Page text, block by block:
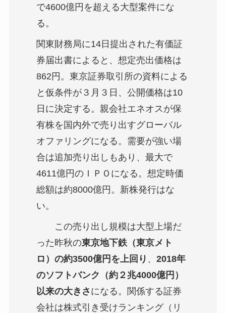
で4600億円を超える大型案件にな
る。
関東財務局に14日提出された有価証
券届出書によると、想定売出価格は
862円。東京証券取引所の資料による
と仮条件が３月３日、公開価格は10
日に決定する。親会社エネオスが保
有株を国内外で売り出すグローバル
オファリングになる。需要が強い場
合は追加売り出しもあり、最大で
4611億円のＩＰＯになる。想定時価
総額は約8000億円。新株発行はな
い。
この売り出し規模は大型上場だ
った昨秋の東京地下鉄（東京メト
ロ）の約3500億円を上回り 、 2018年
のソフトバンク（約２兆4000億円）
以来の大きさ になる。関係する証券
会社は株式引き受けランキング（リ